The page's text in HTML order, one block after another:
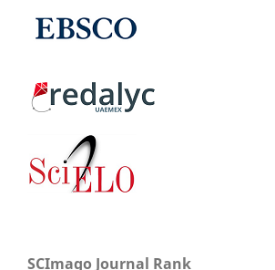
SCImago Journal Rank